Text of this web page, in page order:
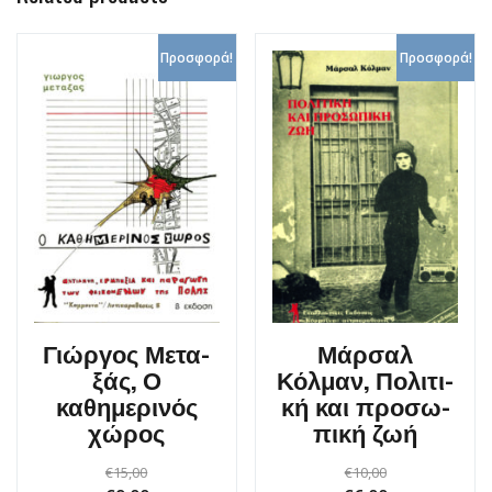
Προσφορά!
Γιώρ­γος Με­τα­
ξάς, Ο
καθημερινός
χώρος
€15,00
Προσφορά!
Μάρσαλ
Κόλμαν, Πο­λι­τι­
κή και προ­σω­
πι­κή ζω­ή
€10,00